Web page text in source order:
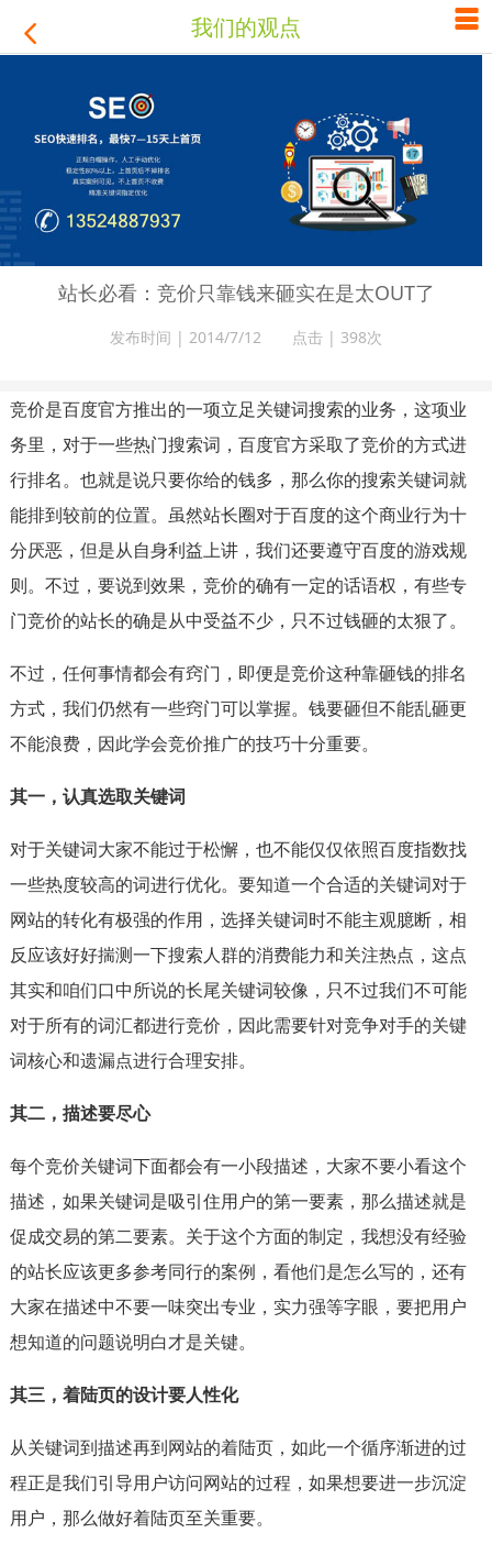
 我们的观点 
站长必看：竞价只靠钱来砸实在是太OUT了
发布时间 | 2014/7/12 点击 | 398次
竞价是百度官方推出的一项立足关键词搜索的业务，这项业
务里，对于一些热门搜索词，百度官方采取了竞价的方式进
行排名。也就是说只要你给的钱多，那么你的搜索关键词就
能排到较前的位置。虽然站长圈对于百度的这个商业行为十
分厌恶，但是从自身利益上讲，我们还要遵守百度的游戏规
则。不过，要说到效果，竞价的确有一定的话语权，有些专
门竞价的站长的确是从中受益不少，只不过钱砸的太狠了。
不过，任何事情都会有窍门，即便是竞价这种靠砸钱的排名
方式，我们仍然有一些窍门可以掌握。钱要砸但不能乱砸更
不能浪费，因此学会竞价推广的技巧十分重要。
其一，认真选取关键词
对于关键词大家不能过于松懈，也不能仅仅依照百度指数找
一些热度较高的词进行优化。要知道一个合适的关键词对于
网站的转化有极强的作用，选择关键词时不能主观臆断，相
反应该好好揣测一下搜索人群的消费能力和关注热点，这点
其实和咱们口中所说的长尾关键词较像，只不过我们不可能
对于所有的词汇都进行竞价，因此需要针对竞争对手的关键
词核心和遗漏点进行合理安排。
其二，描述要尽心
每个竞价关键词下面都会有一小段描述，大家不要小看这个
描述，如果关键词是吸引住用户的第一要素，那么描述就是
促成交易的第二要素。关于这个方面的制定，我想没有经验
的站长应该更多参考同行的案例，看他们是怎么写的，还有
大家在描述中不要一味突出专业，实力强等字眼，要把用户
想知道的问题说明白才是关键。
其三，着陆页的设计要人性化
从关键词到描述再到网站的着陆页，如此一个循序渐进的过
程正是我们引导用户访问网站的过程，如果想要进一步沉淀
用户，那么做好着陆页至关重要。